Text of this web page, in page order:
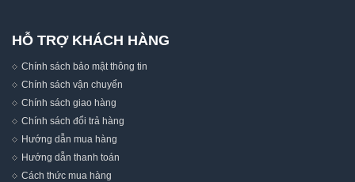
HỖ TRỢ KHÁCH HÀNG
Chính sách bảo mật thông tin
Chính sách vận chuyển
Chính sách giao hàng
Chính sách đổi trả hàng
Hướng dẫn mua hàng
Hướng dẫn thanh toán
Cách thức mua hàng